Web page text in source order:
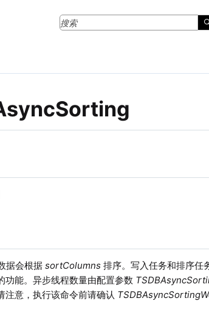
据会根据sortColumns 排序。写入任务和排序任
功能。异步线程数量由配置参数
注意，执行该命令前请确认